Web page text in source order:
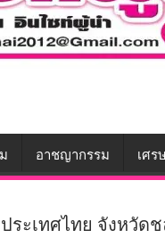
อาชญากรรม เศร
ระเทศไทย จังหวัด